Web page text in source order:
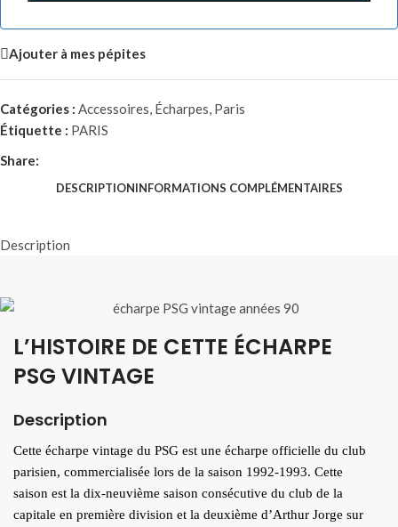
Ajouter à mes pépites
Catégories : Accessoires, Écharpes, Paris
Étiquette : PARIS
Share:
DESCRIPTIONINFORMATIONS COMPLÉMENTAIRES
Description
L’HISTOIRE DE CETTE ÉCHARPE
PSG VINTAGE
Description
Cette écharpe vintage du PSG est une écharpe officielle du club
parisien, commercialisée lors de la saison 1992-1993. Cette
saison est la dix-neuvième saison consécutive du club de la
capitale en première division et la deuxième d’Arthur Jorge sur